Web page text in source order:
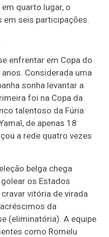
quarto lugar, o
em seis participações.
enfrentar em Copa do
Considerada uma
sonha levantar a
foi na Copa da
talentoso da Fúria
de apenas 18
a rede quatro vezes
belga chega
os Estados
vitória de virada
da
(eliminatória). A equipe
como Romelu